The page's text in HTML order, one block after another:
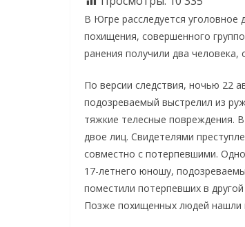
В Югре расследуется уголовное
похищения, совершенного
ранения получили два человека,
По версии следствия, ночью 22
подозреваемый выстрелил из
тяжкие телесные повреждения.
двое лиц. Свидетелями
совместно с потерпевшими.
17-летнего юношу,
поместили потерпевших в
Позже похищенных людей